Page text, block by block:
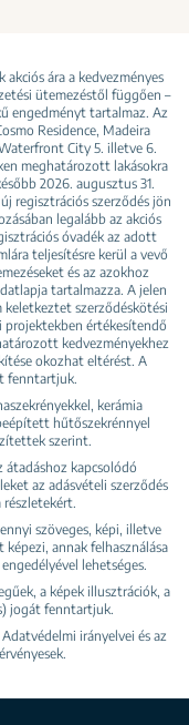
ára a kedvezményes
ütemezéstől függően –
engedményt tartalmaz. Az
Residence, Madeira
City 5. illetve 6.
meghatározott lakásokra
2026. augusztus 31.
regisztrációs szerződés jön
legalább az akciós
óvadék az adott
teljesítésre kerül a vevő
és az azokhoz
tartalmazza. A jelen
szerződéskötési
értékesítendő
kedvezményekhez
okozhat eltérést. A
fenntartjuk.
kerámia
hűtőszekrénnyel
szerint.
kapcsolódó
az adásvételi szerződés
szöveges, képi, illetve
annak felhasználása
lehetséges.
a képek illusztrációk, a
jogát fenntartjuk.
Adatvédelmi irányelvei és az
érvényesek.